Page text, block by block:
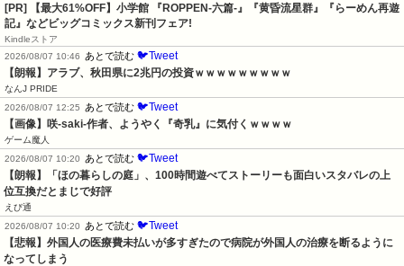
[PR] 【最大61%OFF】小学館 『ROPPEN-六篇-』『黄昏流星群』『らーめん再遊
記』などビッグコミックス新刊フェア!
Kindleストア
2026/08/07 10:46
あとで読む 🐦Tweet
【朗報】アラブ、秋田県に2兆円の投資ｗｗｗｗｗｗｗｗｗ
なんJ PRIDE
2026/08/07 12:25
あとで読む 🐦Tweet
【画像】咲-saki-作者、ようやく『奇乳』に気付くｗｗｗｗ
ゲーム魔人
2026/08/07 10:20
あとで読む 🐦Tweet
【朗報】「ほの暮らしの庭」、100時間遊べてストーリーも面白いスタバレの上
位互換だとまじで好評
えび通
2026/08/07 10:20
あとで読む 🐦Tweet
【悲報】外国人の医療費未払いが多すぎたので病院が外国人の治療を断るように
なってしまう